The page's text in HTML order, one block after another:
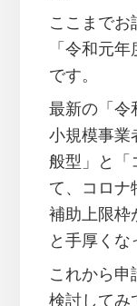
ここまでお
「令和元
です。
最新の「令
小規模事業
般型」と「
て、コロナ
補助上限枠
と手厚くな
これから申
検討してみ